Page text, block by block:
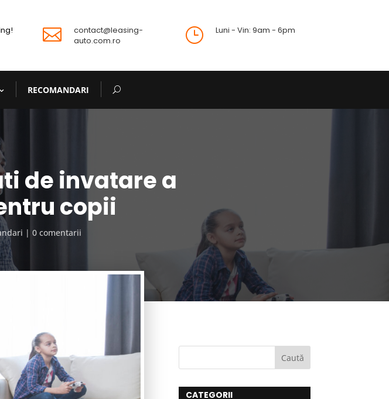

contact@leasing-
auto.com.ro
} Luni - Vin: 9am - 6pm
RECOMANDARI
de invatare a
copii
0 comentarii
CATEGORII